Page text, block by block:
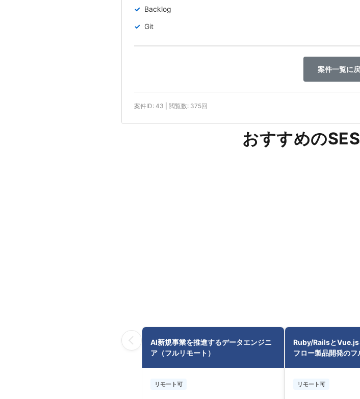
Backlog
Git
案件一覧に
案件ID: 43 | 閲覧数: 375回
おすすめの
AI新規事業を推進するデータエンジニ
ア（フルリモート）
リモート可
Ruby/RailsとVue.js
フロー製品開発のフ
リモート可